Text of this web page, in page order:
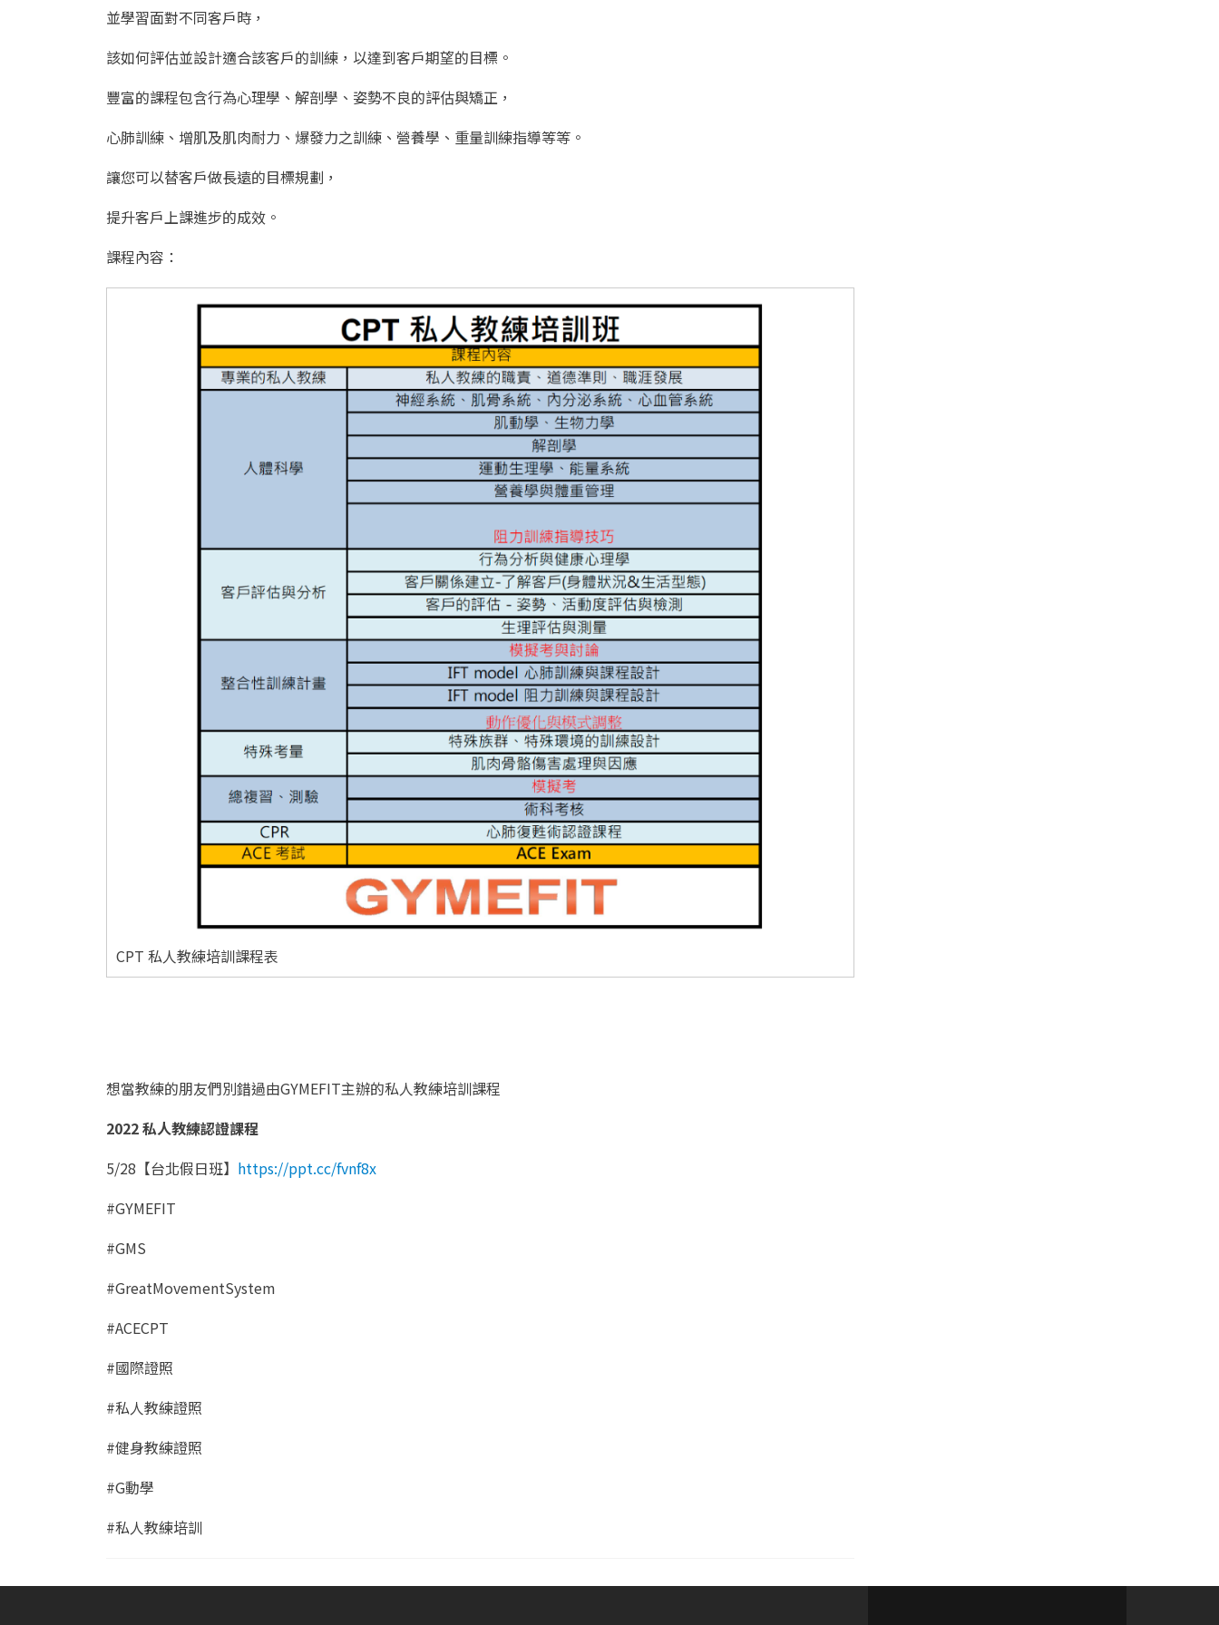
並學習面對不同客戶時，
該如何評估並設計適合該客戶的訓練，以達到客戶期望的目標。
豐富的課程包含行為心理學、解剖學、姿勢不良的評估與矯正，
心肺訓練、增肌及肌肉耐力、爆發力之訓練、營養學、重量訓練指導等等。
讓您可以替客戶做長遠的目標規劃，
提升客戶上課進步的成效。
課程內容：
CPT 私人教練培訓課程表
想當教練的朋友們別錯過由GYMEFIT主辦的私人教練培訓課程
2022 私人教練認證課程
5/28【台北假日班】 https://ppt.cc/fvnf8x
#GYMEFIT
#GMS
#GreatMovementSystem
#ACECPT
#國際證照
#私人教練證照
#健身教練證照
#G動學
#私人教練培訓